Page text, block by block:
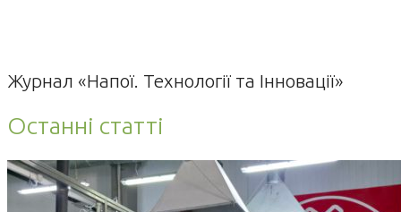
Журнал «Напої. Технології та Інновації»
Останні статті